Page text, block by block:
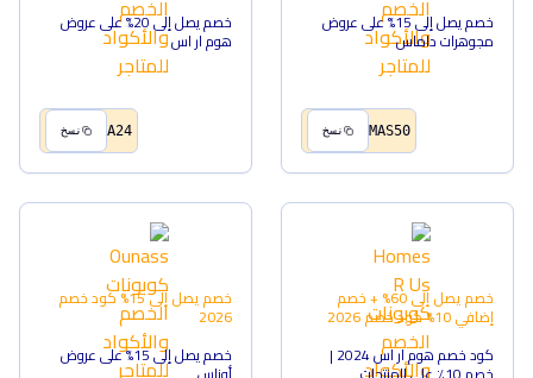
خصم يصل إلى 15% على عروض
مجوهرات داماس
MAS50 نسخ
خصم يصل إلى 20% على عروض
هوم ار اس
A24 نسخ
خصم يصل إلى 60% + خصم
إضافي 10% كود خصم2026
كود خصم هوم ار اس 2024 |
خصم يصل إلى 15% كود خصم
2026
خصم يصل إلى 15% على عروض